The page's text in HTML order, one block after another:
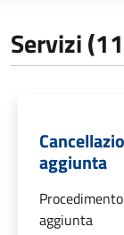
Servizi
aggiunta
aggiunta